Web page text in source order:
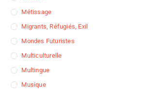
Métissage
Migrants, Réfugiés, Exil
Mondes Futuristes
Multiculturelle
Multingue
Musique